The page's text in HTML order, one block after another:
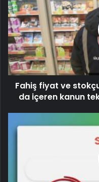
Fahiş fiyat ve
da içeren kanun